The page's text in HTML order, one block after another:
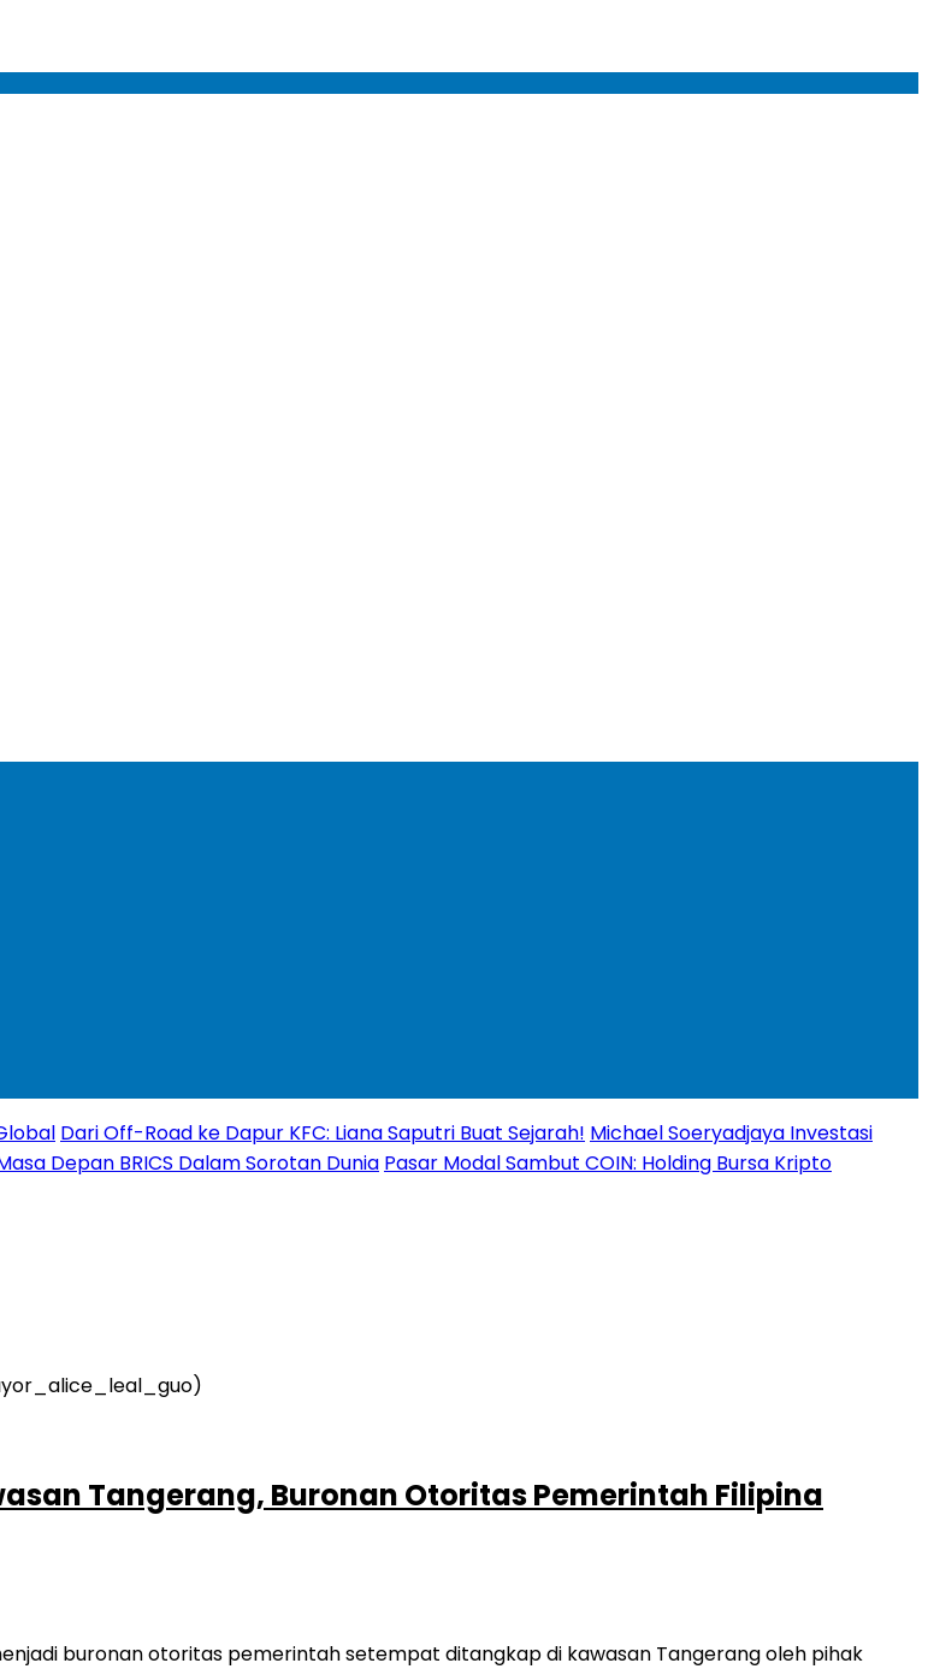
Dari Off-Road ke Dapur KFC: Liana Saputri Buat Sejarah! Michael Soeryadjaya Investasi
Depan BRICS Dalam Sorotan Dunia Pasar Modal Sambut COIN: Holding Bursa Kripto
Tangerang, Buronan Otoritas Pemerintah Filipina
buronan otoritas pemerintah setempat ditangkap di kawasan Tangerang oleh pihak